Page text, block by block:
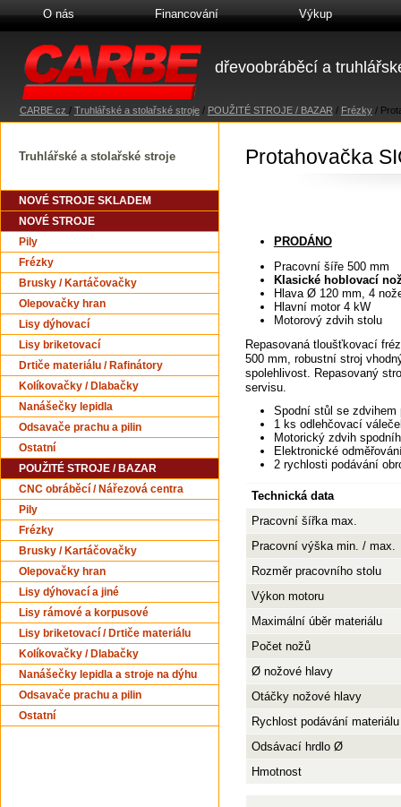
O nás Financování Výkup
dřevoobráběcí a
CARBE.cz / Truhlářské a stolařské stroje / POUŽITÉ STROJE / BAZAR / Frézky /
Truhlářské a stolařské stroje
NOVÉ STROJE SKLADEM
NOVÉ STROJE
Pily
Frézky
Brusky / Kartáčovačky
Olepovačky hran
Lisy dýhovací
Lisy briketovací
Drtiče materiálu / Rafinátory
Kolíkovačky / Dlabačky
Nanášečky lepidla
Odsavače prachu a pilin
Ostatní
POUŽITÉ STROJE / BAZAR
CNC obráběcí / Nářezová centra
Pily
Frézky
Brusky / Kartáčovačky
Olepovačky hran
Lisy dýhovací a jiné
Lisy rámové a korpusové
Lisy briketovací / Drtiče materiálu
Kolíkovačky / Dlabačky
Nanášečky lepidla a stroje na dýhu
Odsavače prachu a pilin
Ostatní
Protahovačka
PRODÁNO
Pracovní šíře 500 mm
Klasické hoblovací
Hlava Ø 120 mm, 4
Hlavní motor 4 kW
Motorový zdvih stolu
Repasovaná tloušťkovací
500 mm, robustní stroj
spolehlivost. Repasovaný
servisu.
Spodní stůl se zdvihem
1 ks odlehčovací
Motorický zdvih
Elektronické
2 rychlosti podávání
Technická data
Pracovní šířka max.
Pracovní výška min. / max.
Rozměr pracovního stolu
Výkon motoru
Maximální úběr materiálu
Počet nožů
Ø nožové hlavy
Otáčky nožové hlavy
Rychlost podávání materiálu
Odsávací hrdlo Ø
Hmotnost